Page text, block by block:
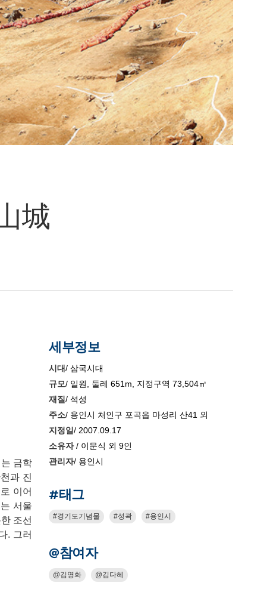
城
금학
과 진
이어
서울
조선
. 그러
세부정보
시대/ 삼국시대
규모/ 일원, 둘레 651m, 지정구역 73,504㎡
재질/ 석성
주소/ 용인시 처인구 포곡읍 마성리 산41 외
지정일/ 2007.09.17
소유자/ 이문식 외 9인
관리자/ 용인시
#태그
경기도기념물 성곽 용인시
@참여자
김영화 김다혜